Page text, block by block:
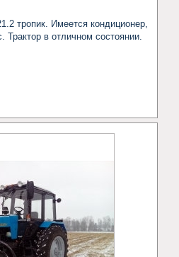
тропик. Имеется кондиционер,
Трактор в отличном состоянии.